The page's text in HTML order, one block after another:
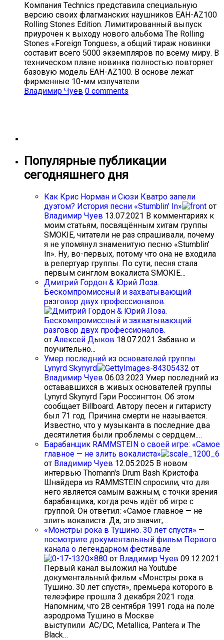
Компания Technics представила специальную
версию своих флагманских наушников EAH-AZ100
Rolling Stones Edition. Лимитированный выпуск
приурочен к выходу нового альбома The Rolling
Stones «Foreign Tongues», а общий тираж новинки
составит всего 5000 экземпляров по всему миру. В
техническом плане новинка полностью повторяет
базовую модель EAH-AZ100. В основе лежат
фирменные 10-мм излучатели
Владимир Чуев 0 comments
Популярные публикации
сегодняшнего дня
Как Крис Норман и Сюзи Кватро запели
дуэтом? История песни «Stumblin’ In»
от
Владимир Чуев 13.07.2021 В комментариях к
моим статьям, посвящённым хитам группы
SMOKIE, читатели не раз спрашивали, почему
я не упомянул знаменитую песню «Stumblin'
In». Ну, во-первых, потому что она не входила
в репертуар группы. По сути, песня стала
первым синглом вокалиста SMOKIE…
Дмитрий Гордон & Юрий Лоза.
Бескомпромиссный и захватывающий
разговор двух профессионалов.
от Алексей Дыков 18.07.2021 Забавно и
поучительно...
Умер последний из основателей группы
Lynyrd Skynyrd
от
Владимир Чуев 06.03.2023 Умер последний из
остававшихся в живых основателей группы
Lynyrd Skynyrd Гэри Россингтон. Об этом
сообщает Billboard. Автору песен и гитаристу
был 71 год. Причина смерти не называется.
Известно, что у музыканта в последние два
десятилетия были проблемы с сердцем.…
Барабанщик RAMMSTEIN о своей игре: «Самое
главное — не злить вокалиста»
от Владимир Чуев 12.05.2025 В новом
интервью Thomann's Drum Bash Кристофа
Шнайдера из RAMMSTEIN спросили, что для
него является самым важным, с точки зрения
барабанщика, когда речь идёт об игре с
группой. Он ответил: «Самое главное — не
злить вокалиста. Да, это значит,…
«Монстры рока в Тушино. 30 лет спустя» —
посмотрите документальный фильм Первого
канала о легендарном фестивале
от Владимир Чуев 09.12.2021
Первый канал выложил на Youtube
документальный фильм «Монстры рока в
Тушино. 30 лет спустя», премьера которого в
телеэфире прошла 3 декабря 2021 года.
Напомним, что 28 сентября 1991 года на поле
аэродрома Тушино в Москве
выступили AC/DC, Metallica, Pantera и The
Black…